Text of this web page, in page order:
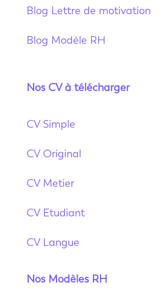
Blog Lettre de motivation
Blog Modèle RH
Nos CV à télécharger
CV Simple
CV Original
CV Metier
CV Etudiant
CV Langue
Nos Modèles RH